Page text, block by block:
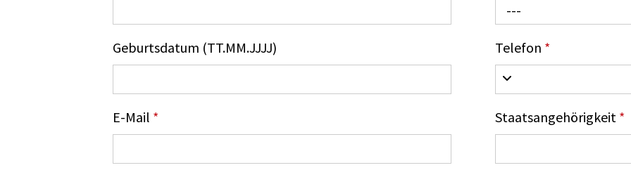
---
Geburtsdatum (TT.MM.JJJJ) Telefon *
E-Mail * Staatsangehörigkeit *